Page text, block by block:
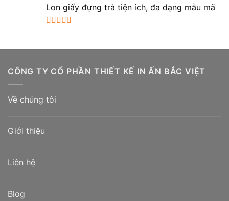
hạng5.005
Lon giấy đựng trà tiện ích, đa dạng mẫu mã
sao
CÔNG TY CỔ PHẦN THIẾT KẾ IN ẤN BẮC VIỆT
Về chúng tôi
Giới thiệu
Liên hệ
Blog